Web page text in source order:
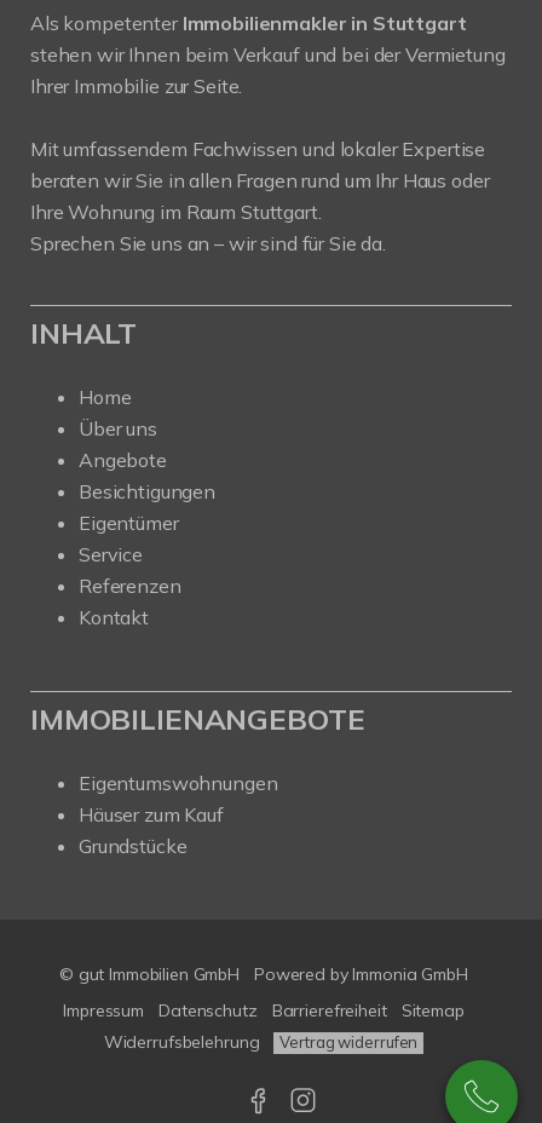
Als kompetenter Immobilienmakler in Stuttgart
stehen wir Ihnen beim Verkauf und bei der Vermietung
Ihrer Immobilie zur Seite.
Mit umfassendem Fachwissen und lokaler Expertise
beraten wir Sie in allen Fragen rund um Ihr Haus oder
Ihre Wohnung im Raum Stuttgart.
Sprechen Sie uns an – wir sind für Sie da.
INHALT
Home
Über uns
Angebote
Besichtigungen
Eigentümer
Service
Referenzen
Kontakt
IMMOBILIENANGEBOTE
Eigentumswohnungen
Häuser zum Kauf
Grundstücke
© gut Immobilien GmbH Powered by Immonia GmbH
Impressum
Datenschutz Barrierefreiheit
Sitemap
Widerrufsbelehrung
Vertrag widerrufen